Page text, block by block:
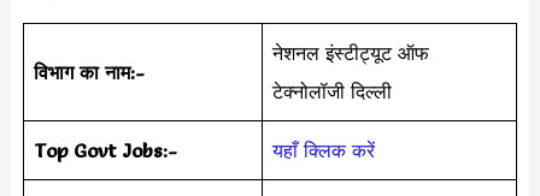
विभाग का नाम:-
नेशनल इंस्टीट्यूट ऑफ
टेक्नोलॉजी दिल्ली
Top Govt Jobs:- यहाँ क्लिक करें